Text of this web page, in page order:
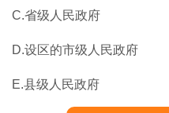
C.省级人民政府
D.设区的市级人民政府
E.县级人民政府